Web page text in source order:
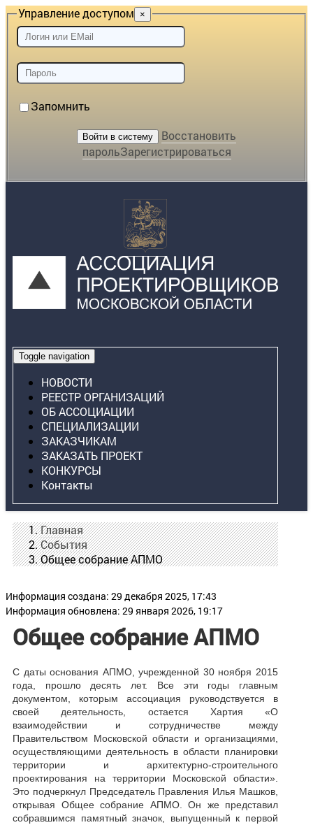
Управление доступом ×
Запомнить
Восстановить
парольЗарегистрироваться
Toggle navigation
НОВОСТИ
РЕЕСТР ОРГАНИЗАЦИЙ
ОБ АССОЦИАЦИИ
СПЕЦИАЛИЗАЦИИ
ЗАКАЗЧИКАМ
ЗАКАЗАТЬ ПРОЕКТ
КОНКУРСЫ
Контакты
Главная
События
Общее собрание АПМО
Информация создана: 29 декабря 2025, 17:43
Информация обновлена: 29 января 2026, 19:17
Общее собрание АПМО
С даты основания АПМО, учрежденной 30 ноября 2015
года, прошло десять лет. Все эти годы главным
документом, которым ассоциация руководствуется в
своей деятельность, остается Хартия «О
взаимодействии и сотрудничестве между
Правительством Московской области и организациями,
осуществляющими деятельность в области планировки
территории и архитектурно-строительного
проектирования на территории Московской области».
Это подчеркнул Председатель Правления Илья Машков,
открывая Общее собрание АПМО. Он же представил
собравшимся памятный значок, выпущенный к первой